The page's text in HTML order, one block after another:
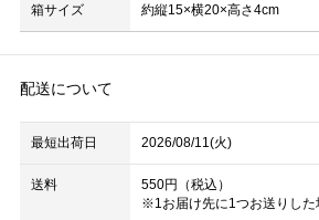
箱サイズ 約縦15×横20×高さ4cm
配送について
最短出荷日 2026/08/11(火)
送料
550円（税込）
※1お届け先に1つお送りした